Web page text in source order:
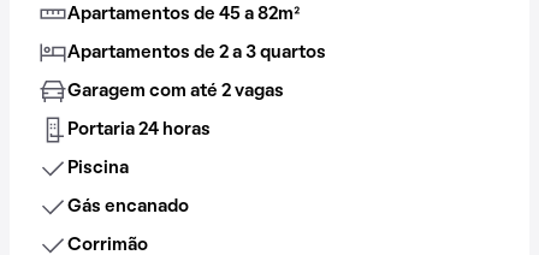
Apartamentos de 45 a 82m²
Apartamentos de 2 a 3 quartos
Garagem com até 2 vagas
Portaria 24 horas
Piscina
Gás encanado
Corrimão